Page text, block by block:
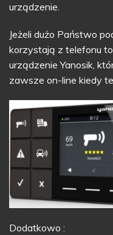
urządzenie.
Jeżeli dużo Państwo
korzystają z telefonu
urządzenie Yanosik,
zawsze on-line kiedy
Dodatkowo :